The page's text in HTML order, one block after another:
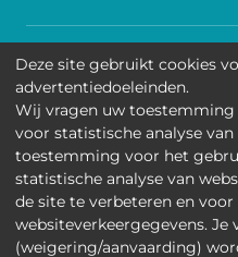
Toegankelijkheid
Contact
Cookies
Wettelijke mededelingen
Universitair
Joseph Crocqlaan 15 - 1020
Deze site gebruikt cookies
advertentiedoeleinden.
Wij vragen uw
voor statistische analyse
toestemming voor het
statistische analyse van
de site te verbeteren en
websiteverkeergegevens. Je
(weigering/aanvaarding)